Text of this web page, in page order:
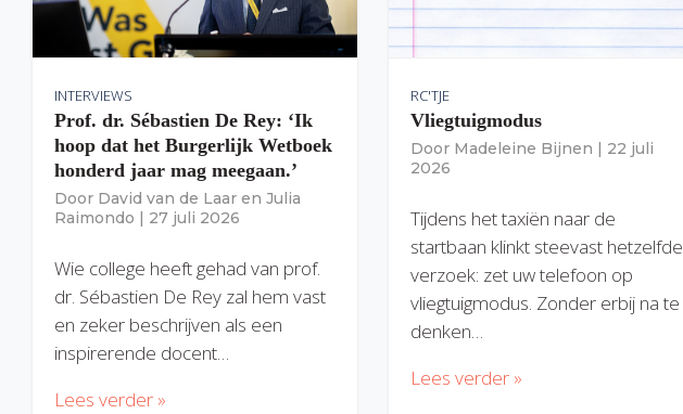
INTERVIEWS
Prof. dr. Sébastien De Rey: ‘Ik
hoop dat het Burgerlijk Wetboek
honderd jaar mag meegaan.’
Door David van de Laar en Julia
Raimondo | 27 juli 2026
Wie college heeft gehad van prof.
dr. Sébastien De Rey zal hem vast
en zeker beschrijven als een
inspirerende docent…
Lees verder »
RC'TJE
Vliegtuigmodus
Door Madeleine Bijnen | 22 juli
2026
Tijdens het taxiën naar de
startbaan klinkt steevast hetzelfde
verzoek: zet uw telefoon op
vliegtuigmodus. Zonder erbij na te
denken…
Lees verder »